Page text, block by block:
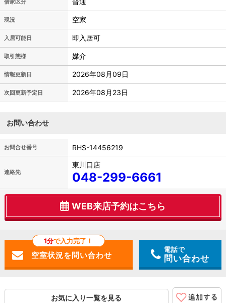
現況 空家
入居可能日 即入居可
取引態様 媒介
情報更新日 2026年08月09日
次回更新予定日 2026年08月23日
お問い合わせ
お問合せ番号 RHS-14456219
連絡先
東川口店
048-299-6661
WEB来店予約はこちら
1分で入力完了！
電話で
問い合わせ
お気に入り一覧を見る